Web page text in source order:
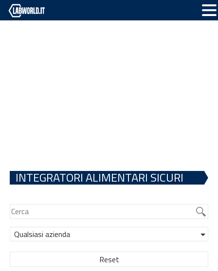
INTEGRATORI ALIMENTARI SICURI
Qualsiasi azienda
Reset